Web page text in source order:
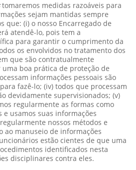
tomaremos medidas razoáveis para
sejam mantidas sempre
que: (i) o nosso Encarregado de
atendê-lo, pois tem a
para garantir o cumprimento da
os envolvidos no tratamento dos
que são contratualmente
boa prática de proteção de
informações pessoais são
fazê-lo; (iv) todos que processam
devidamente supervisionados; (v)
regularmente as formas como
e usamos suas informações
nossos métodos e
ao manuseio de informações
estão cientes de que uma
identificados nesta
disciplinares contra eles.